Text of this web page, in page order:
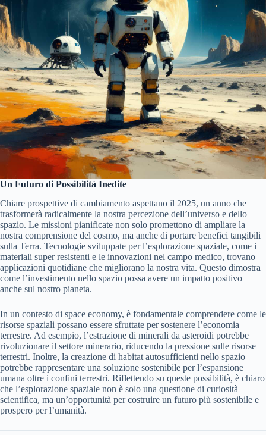
Un Futuro di Possibilità Inedite
Chiare prospettive di cambiamento aspettano il 2025, un anno che
trasformerà radicalmente la nostra percezione dell’universo e dello
spazio. Le missioni pianificate non solo promettono di ampliare la
nostra comprensione del cosmo, ma anche di portare benefici tangibili
sulla Terra. Tecnologie sviluppate per l’esplorazione spaziale, come i
materiali super resistenti e le innovazioni nel campo medico, trovano
applicazioni quotidiane che migliorano la nostra vita. Questo dimostra
come l’investimento nello spazio possa avere un impatto positivo
anche sul nostro pianeta.
In un contesto di space economy, è fondamentale comprendere come le
risorse spaziali possano essere sfruttate per sostenere l’economia
terrestre. Ad esempio, l’estrazione di minerali da asteroidi potrebbe
rivoluzionare il settore minerario, riducendo la pressione sulle risorse
terrestri. Inoltre, la creazione di habitat autosufficienti nello spazio
potrebbe rappresentare una soluzione sostenibile per l’espansione
umana oltre i confini terrestri. Riflettendo su queste possibilità, è chiaro
che l’esplorazione spaziale non è solo una questione di curiosità
scientifica, ma un’opportunità per costruire un futuro più sostenibile e
prospero per l’umanità.